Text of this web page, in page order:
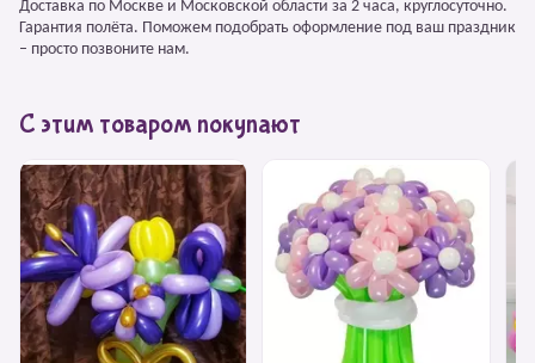
Доставка по Москве и Московской области за 2 часа, круглосуточно.
Гарантия полёта. Поможем подобрать оформление под ваш праздник
– просто позвоните нам.
С этим товаром покупают